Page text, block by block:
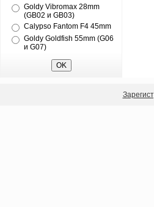
Goldy Vibromax 28mm
(GB02 и GB03)
Calypso Fantom F4 45mm
Goldy Goldfish 55mm (G06
и G07)